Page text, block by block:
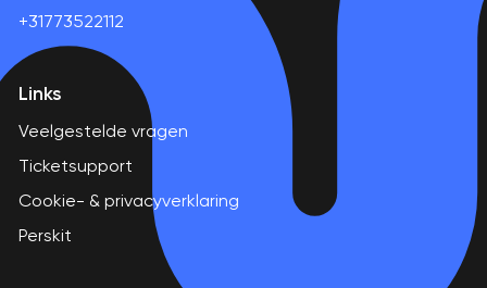
+31773522112
Links
Veelgestelde vragen
Ticketsupport
Cookie- & privacyverklaring
Perskit